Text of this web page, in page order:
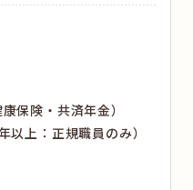
保険・共済年金）
以上：正規職員のみ）